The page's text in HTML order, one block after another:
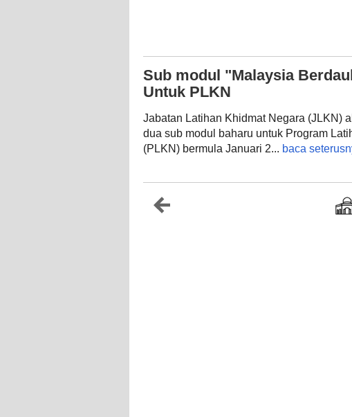
Sub modul "Malaysia
Untuk PLKN
Jabatan Latihan Khidmat Negara (JLKN)
dua sub modul baharu untuk Program
(PLKN) bermula Januari 2... baca